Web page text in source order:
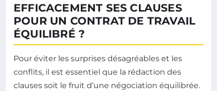
EFFICACEMENT SES CLAUSES
POUR UN CONTRAT DE TRAVAIL
ÉQUILIBRÉ ?
Pour éviter les surprises désagréables et les
conflits, il est essentiel que la rédaction des
clauses soit le fruit d’une négociation équilibrée.